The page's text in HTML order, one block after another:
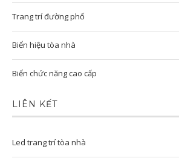
Trang trí đường phố
Biển hiệu tòa nhà
Biển chức năng cao cấp
LIÊN KẾT
Led trang trí tòa nhà